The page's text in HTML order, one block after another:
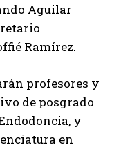
Aguilar
Ramírez.
profesores y
de posgrado
y
en